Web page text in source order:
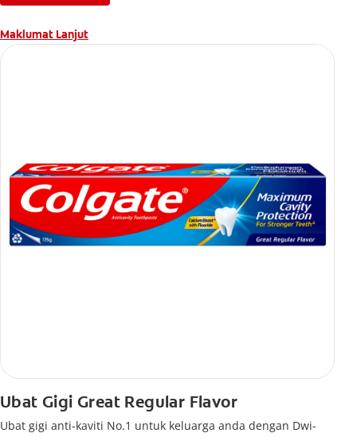
Maklumat Lanjut
Ubat Gigi Great Regular Flavor
Ubat gigi anti-kaviti No.1 untuk keluarga anda dengan Dwi-